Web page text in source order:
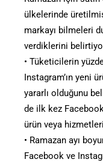
ülkelerinde
markayı bilmeleri
verdiklerini
• Tüketicilerin
Instagram’ın yeni
yararlı olduğunu
de ilk kez
ürün veya
• Ramazan ayı
Facebook ve